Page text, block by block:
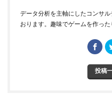
データ分析を主軸にしたコンサ
おります。趣味でゲームを作った
投稿